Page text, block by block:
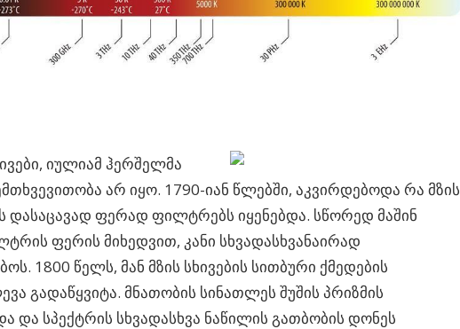
იულიამ ჰერშელმა
არ იყო. 1790-იან წლებში, აკვირდებოდა რა მზის
დასაცავად ფერად ფილტრებს იყენებდა. სწორედ მაშინ
ფერის მიხედვით, კანი სხვადასხვანაირად
1800 წელს, მან მზის სხივების სითბური ქმედების
გადაწყვიტა. მნათობის სინათლეს შუშის პრიზმის
და სპექტრის სხვადასხვა ნაწილის გათბობის დონეს